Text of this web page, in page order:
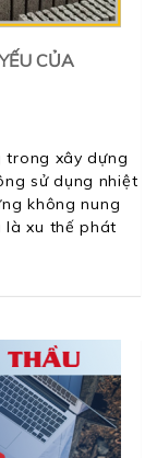
CỦA
trong xây dựng
sử dụng nhiệt
không nung
là xu thế phát